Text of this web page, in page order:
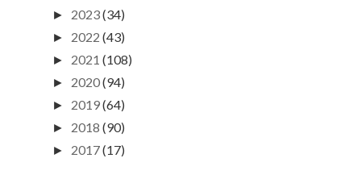
► 2023(34)
► 2022 (43)
► 2021 (108)
► 2020(94)
► 2019(64)
► 2018 (90)
► 2017(17)